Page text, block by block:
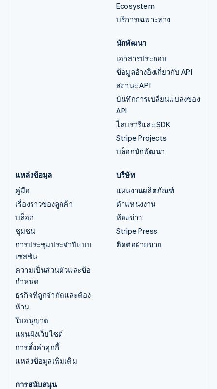
Ecosystem
บริการเฉพาะทาง
นักพัฒนา
เอกสารประกอบ
ข้อมูลอ้างอิงเกี่ยวกับ API
สถานะ API
บันทึกการเปลี่ยนแปลงของ
API
ไลบรารีและ SDK
Stripe Projects
บล็อกนักพัฒนา
แหล่งข้อมูล
คู่มือ
เรื่องราวของลูกค้า
บล็อก
ชุมชน
การประชุมประจำปีแบบ
เซสชัน
ความเป็นส่วนตัวและข้อ
กำหนด
ธุรกิจที่ถูกจำกัดและต้อง
ห้าม
ใบอนุญาต
แผนผังเว็บไซต์
การตั้งค่าคุกกี้
แหล่งข้อมูลเพิ่มเติม
บริษัท
แผนงานผลิตภัณฑ์
ตำแหน่งงาน
ห้องข่าว
Stripe Press
ติดต่อฝ่ายขาย
การสนับสนุน